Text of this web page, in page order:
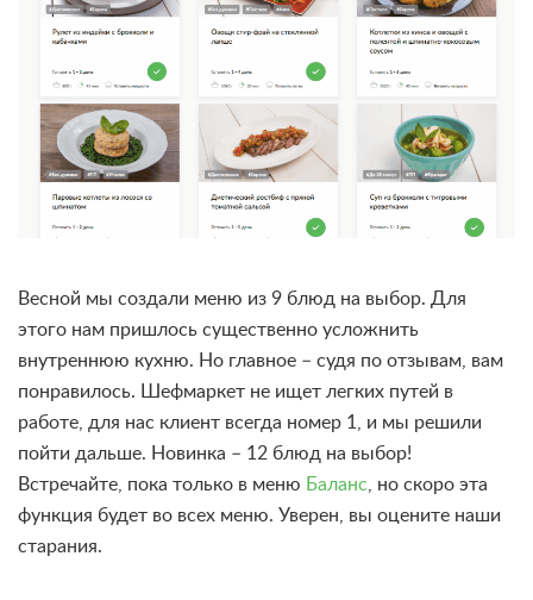
Весной мы создали меню из 9 блюд на выбор. Для
этого нам пришлось существенно усложнить
внутреннюю кухню. Но главное – судя по отзывам, вам
понравилось. Шефмаркет не ищет легких путей в
работе, для нас клиент всегда номер 1, и мы решили
пойти дальше. Новинка – 12 блюд на выбор!
Встречайте, пока только в меню Баланс, но скоро эта
функция будет во всех меню. Уверен, вы оцените наши
старания.